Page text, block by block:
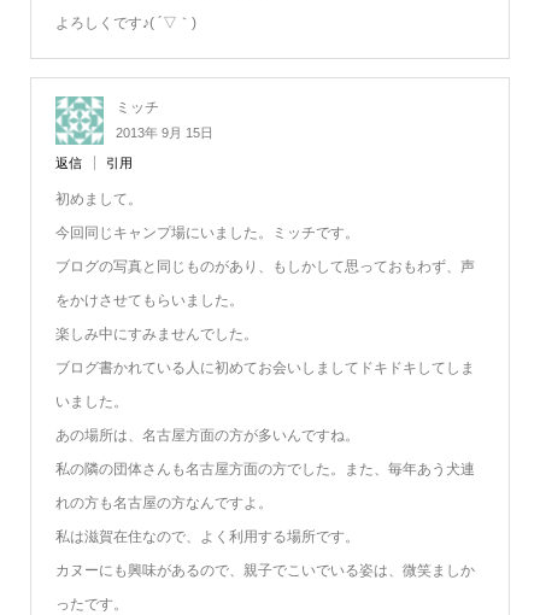
よろしくです♪( ´▽｀)
ミッチ
2013年 9月 15日
返信 引用
初めまして。
今回同じキャンプ場にいました。ミッチです。
ブログの写真と同じものがあり、もしかして思っておもわず、声
をかけさせてもらいました。
楽しみ中にすみませんでした。
ブログ書かれている人に初めてお会いしましてドキドキしてしま
いました。
あの場所は、名古屋方面の方が多いんですね。
私の隣の団体さんも名古屋方面の方でした。また、毎年あう犬連
れの方も名古屋の方なんですよ。
私は滋賀在住なので、よく利用する場所です。
カヌーにも興味があるので、親子でこいでいる姿は、微笑ましか
ったです。